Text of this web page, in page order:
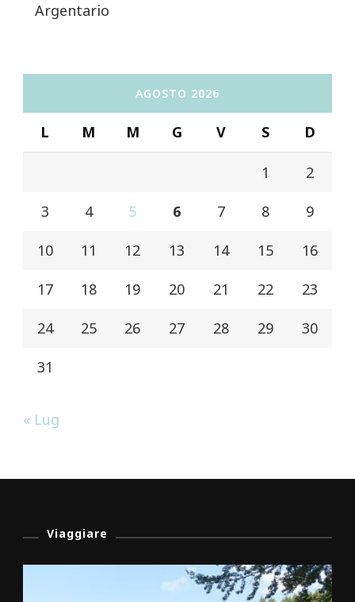
Argentario
AGOSTO 2026
L M M G V S D
1 2
3 4 5 6 7 8 9
10 11 12 13 14 15 16
17 18 19 20 21 22 23
24 25 26 27 28 29 30
31
« Lug
Viaggiare